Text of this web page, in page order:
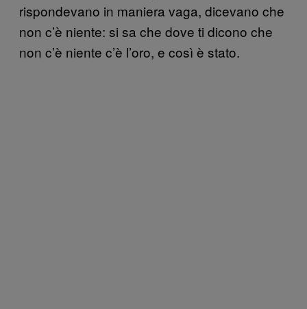
rispondevano in maniera vaga, dicevano che
non c’è niente: si sa che dove ti dicono che
non c’è niente c’è l’oro, e così è stato.